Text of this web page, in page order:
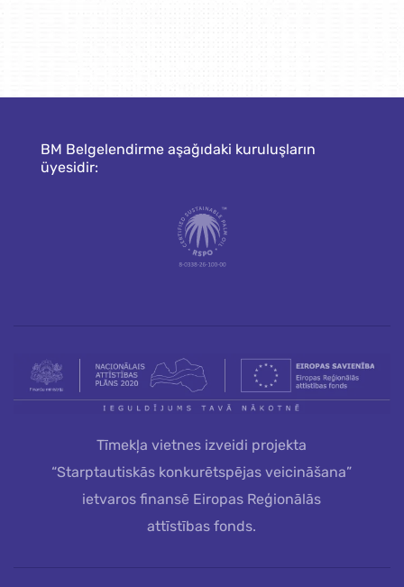
BM Belgelendirme aşağıdaki kuruluşların
üyesidir:
Tīmekļa vietnes izveidi projekta
“Starptautiskās konkurētspējas veicināšana”
ietvaros finansē Eiropas Reģionālās
attīstības fonds.